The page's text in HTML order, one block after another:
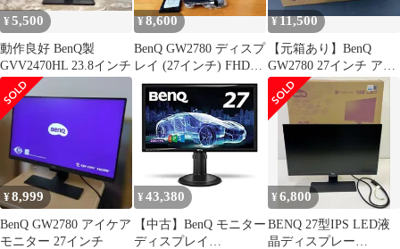
¥5,500
動作良好 BenQ製
GVV2470HL 23.8インチ
¥8,600
BenQ GW2780 ディスプ
レイ (27インチ) FHD
1080p
¥11,500
【元箱あり】BenQ
GW2780 27インチ アイ
ケアモニター
¥8,999
BenQ GW2780 アイケア
モニター 27インチ
¥ 43,380
【中古】BenQ モニター
ディスプレイ
¥6,800
BENQ 27型IPS LED液
晶ディスプレー